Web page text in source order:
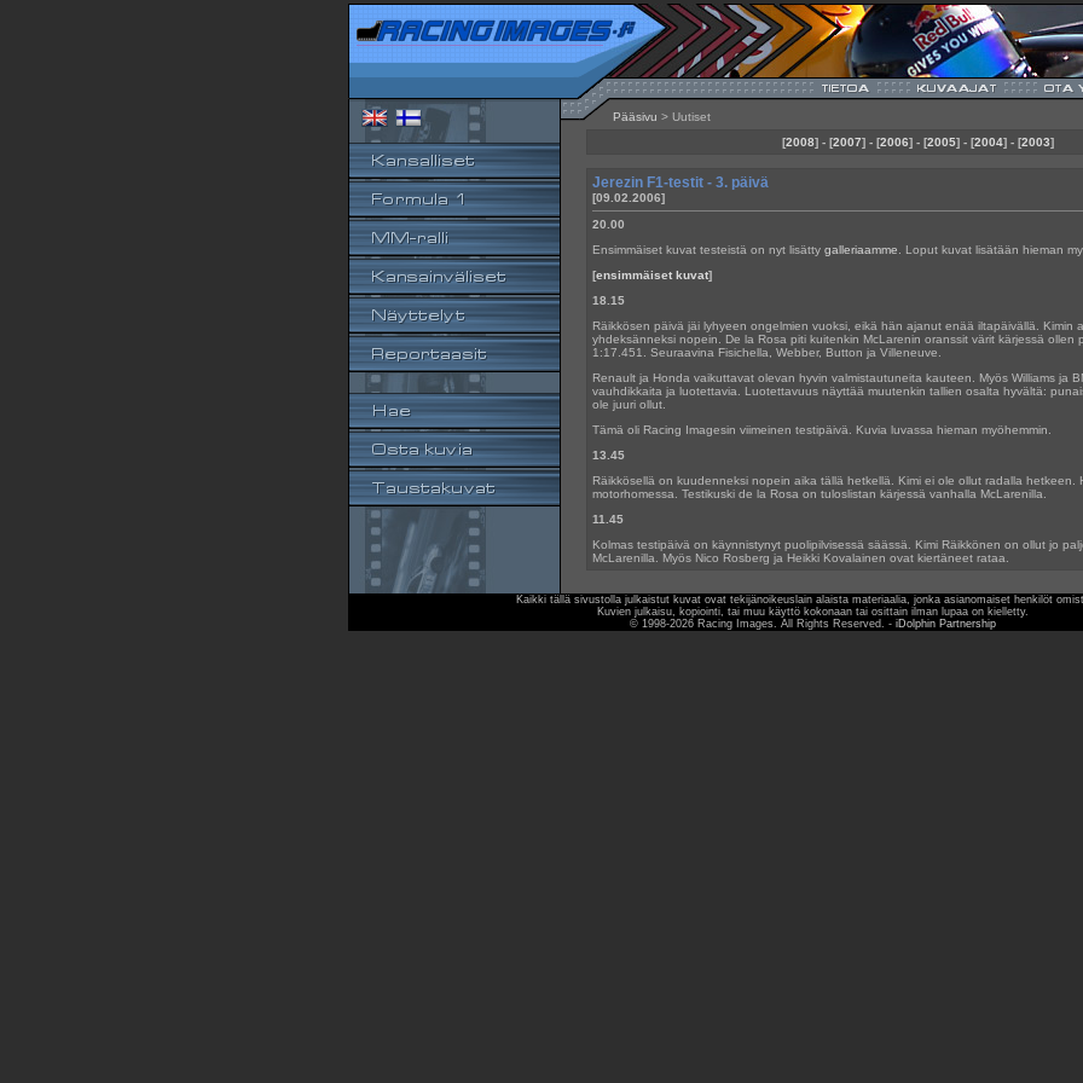
Pääsivu > Uutiset
[2008] - [2007] - [2006] - [2005] - [2004] - [2003]
Jerezin F1-testit - 3. päivä
[09.02.2006]
20.00
Ensimmäiset kuvat testeistä on nyt lisätty galleriaamme . Loput kuvat lisätään hieman
[ensimmäiset kuvat]
18.15
Räikkösen päivä jäi lyhyeen ongelmien vuoksi, eikä hän ajanut enää iltapäivällä. Kimin
yhdeksänneksi nopein. De la Rosa piti kuitenkin McLarenin oranssit värit kärjessä ollen
1:17.451. Seuraavina Fisichella, Webber, Button ja Villeneuve.
Renault ja Honda vaikuttavat olevan hyvin valmistautuneita kauteen. Myös Williams ja
vauhdikkaita ja luotettavia. Luotettavuus näyttää muutenkin tallien osalta hyvältä:
ole juuri ollut.
Tämä oli Racing Imagesin viimeinen testipäivä. Kuvia luvassa hieman myöhemmin.
13.45
Räikkösellä on kuudenneksi nopein aika tällä hetkellä. Kimi ei ole ollut radalla hetkeen.
motorhomessa. Testikuski de la Rosa on tuloslistan kärjessä vanhalla McLarenilla.
11.45
Kolmas testipäivä on käynnistynyt puolipilvisessä säässä. Kimi Räikkönen on ollut jo
McLarenilla. Myös Nico Rosberg ja Heikki Kovalainen ovat kiertäneet rataa.
Kaikki tällä sivustolla julkaistut kuvat ovat tekijänoikeuslain alaista materiaalia, jonka asianomaiset henkilöt
Kuvien julkaisu, kopiointi, tai muu käyttö kokonaan tai osittain ilman lupaa on kielletty.
© 1998-2026 Racing Images. All Rights Reserved. - iDolphin Partnership